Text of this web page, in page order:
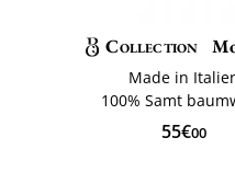
Collection
Made in
100% Samt
55€00